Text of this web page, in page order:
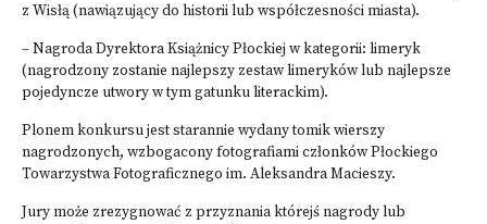
z Wisłą (nawiązujący do historii lub współczesności miasta).
– Nagroda Dyrektora Książnicy Płockiej w kategorii: limeryk
(nagrodzony zostanie najlepszy zestaw limeryków lub najlepsze
pojedyncze utwory w tym gatunku literackim).
Plonem konkursu jest starannie wydany tomik wierszy
nagrodzonych, wzbogacony fotografiami członków Płockiego
Towarzystwa Fotograficznego im. Aleksandra Macieszy.
Jury może zrezygnować z przyznania którejś nagrody lub